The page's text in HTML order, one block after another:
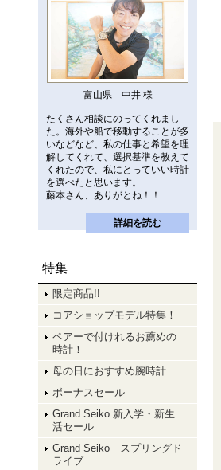
富山県 中井 様
たくさん相談にのってくれまし
た。海外や船で移動することが多
いなどなど、私の仕事と希望を理
解してくれて、選択基準を教えて
くれたので、私にとっていい時計
を選べたと思います。
藤本さん、ありがとね！！
詳細を読む
特集
限定商品!!
コアショップモデル特集！
ペアーで付けれるお薦めの
時計！
母の日におすすめ腕時計
ボーナスセール
Grand Seiko 新入学・新生
活セール
Grand Seiko スプリングド
ライブ
7,000円 (税込)
希望小売価格: 9,900円